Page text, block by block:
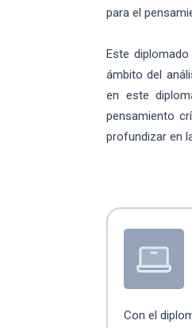
para el
Este
ámbito del
en este
pensamiento
profundizar en
Con el